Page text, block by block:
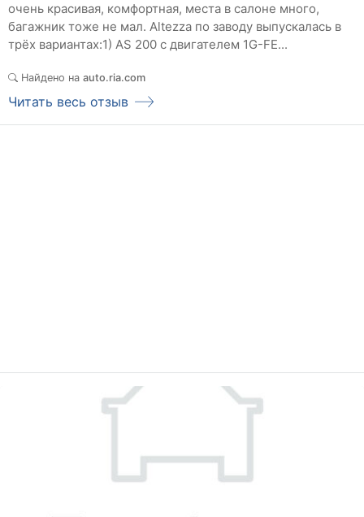
очень красивая, комфортная, места в салоне много,
багажник тоже не мал. Altezza по заводу выпускалась в
трёх вариантах:1) AS 200 с двигателем 1G-FE...
Найдено на auto.ria.com
Читать весь отзыв